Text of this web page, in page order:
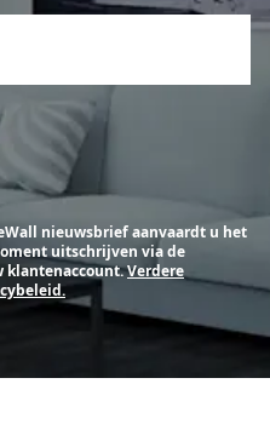
nieuwsbrief aanvaardt u het
uitschrijven via de
klantenaccount.Verdere